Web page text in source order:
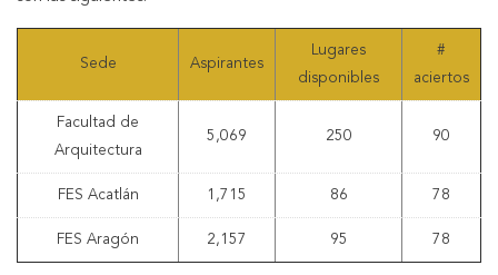
Sede Aspirantes
Lugares
disponibles
#
aciertos
Facultad de
Arquitectura
5,069 250 90
FES Acatlán 1,715 86 78
FES Aragón 2,157 95 78